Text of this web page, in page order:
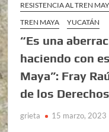
RESISTENCIA AL TREN
TREN MAYA
YUCATÁN
“Es una
haciendo con
Maya”: Fray
de los
grieta 15 marzo, 2023